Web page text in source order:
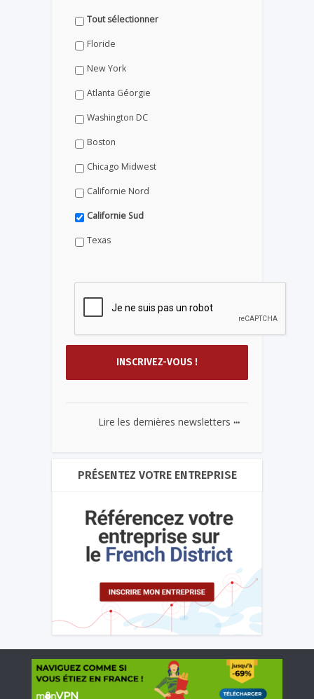
Tout sélectionner
Floride
New York
Atlanta Géorgie
Washington DC
Boston
Chicago Midwest
Californie Nord
Californie Sud
Texas
Lire les dernières newsletters ...
PRÉSENTEZ VOTRE ENTREPRISE